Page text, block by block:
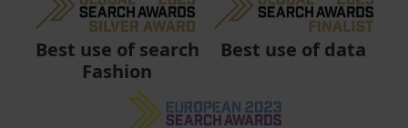
Best use of search
Fashion
Best use of data